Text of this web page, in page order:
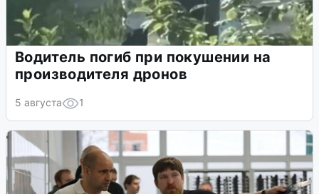
Водитель погиб при покушении на
производителя дронов
5 августа 1